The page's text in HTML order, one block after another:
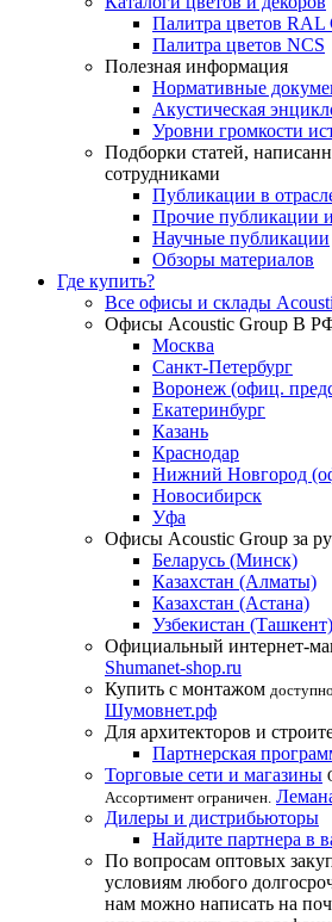
Палитра цветов RAL
Палитра цветов NCS
Полезная информация
Нормативные
Акустическая
Уровни громкости
Подборки статей,
сотрудниками
Публикации в
Прочие публикации и
Научные публикации
Обзоры материалов
Где купить?
Все офисы и склады
Офисы Acoustic Group В
Москва
Санкт-Петербург
Воронеж (офиц.
Екатеринбург
Казань
Краснодар
Нижний Новгород
Новосибирск
Уфа
Офисы Acoustic Group за
Беларусь (Минск)
Казахстан (Алматы)
Казахстан (Астана)
Узбекистан
Официальный интернет-
Shumanet-shop.ru
Купить с монтажом
Шумовнет.рф
Для архитекторов и
Партнерская
Торговые сети и магазины
Ассортимент ограничен.
Дилеры и дистрибьюторы
Найдите партнера в
По вопросам оптовых
условиям любого
нам можно написать на